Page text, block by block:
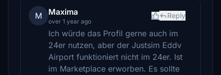
M Maxima
over 1 year ago
Reply
Ich würde das Profil gerne auch im
24er nutzen, aber der Justsim Eddv
Airport funktioniert nicht im 24er. Ist
im Marketplace erworben. Es sollte